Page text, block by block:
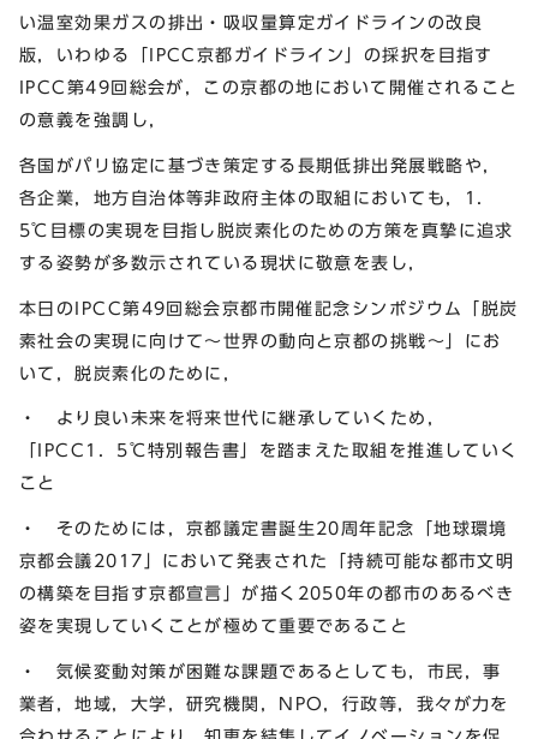
い温室効果ガスの排出・吸収量算定ガイドラインの改良
版，いわゆる「IPCC京都ガイドライン」の採択を目指す
IPCC第49回総会が，この京都の地において開催されること
の意義を強調し，
各国がパリ協定に基づき策定する長期低排出発展戦略や，
各企業，地方自治体等非政府主体の取組においても，1．
5℃目標の実現を目指し脱炭素化のための方策を真摯に追求
する姿勢が多数示されている現状に敬意を表し，
本日のIPCC第49回総会京都市開催記念シンポジウム「脱炭
素社会の実現に向けて～世界の動向と京都の挑戦～」にお
いて，脱炭素化のために，
・ より良い未来を将来世代に継承していくため，
「IPCC1．5℃特別報告書」を踏まえた取組を推進していく
こと
・ そのためには，京都議定書誕生20周年記念「地球環境
京都会議2017」において発表された「持続可能な都市文明
の構築を目指す京都宣言」が描く2050年の都市のあるべき
姿を実現していくことが極めて重要であること
・ 気候変動対策が困難な課題であるとしても，市民，事
業者，地域，大学，研究機関，NPO，行政等，我々が力を